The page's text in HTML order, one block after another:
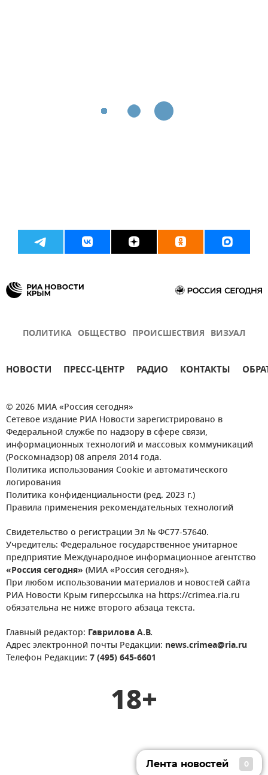
ПОЛИТИКА ОБЩЕСТВО ПРОИСШЕСТВИЯ ВИЗУАЛ
НОВОСТИ ПРЕСС-ЦЕНТР РАДИО КОНТАКТЫ
© 2026 МИА «Россия сегодня»
Сетевое издание РИА Новости зарегистрировано в
Федеральной службе по надзору в сфере связи,
информационных технологий и массовых коммуникаций
(Роскомнадзор) 08 апреля 2014 года.
Политика использования Cookie и автоматического
логирования
Политика конфиденциальности (ред. 2023 г.)
Правила применения рекомендательных технологий
Свидетельство о регистрации Эл № ФС77-57640.
Учредитель: Федеральное государственное унитарное
предприятие Международное информационное агентство
«Россия сегодня» (МИА «Россия сегодня»).
При любом использовании материалов и новостей сайта
РИА Новости Крым гиперссылка на https://crimea.ria.ru
обязательна не ниже второго абзаца текста.
Главный редактор: Гаврилова А.В.
Адрес электронной почты Редакции: news.crimea@ria.ru
Телефон Редакции: 7 (495) 645-6601
18+
Лента новостей 0